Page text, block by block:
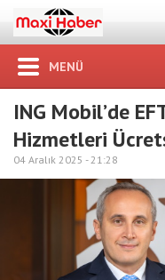
MENÜ
ING Mobil’de
Hizmetleri
04 Aralık 2025 -21:28